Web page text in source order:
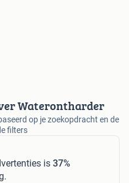
Waterontharder
op je zoekopdracht en de
filters
is 37%